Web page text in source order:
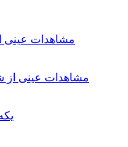
مشاهدات عینی از